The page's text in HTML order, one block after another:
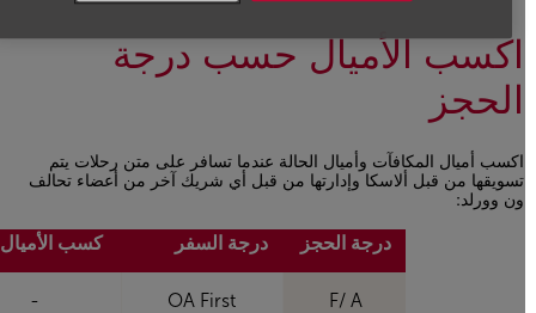
اكسب الأميال حسب درجة
الحجز
اكسب أميال المكافآت وأميال الحالة عندما تسافر على متن رحلات يتم
تسويقها من قبل ألاسكا وإدارتها من قبل أي شريك آخر من أعضاء تحالف
ون وورلد:
درجة الحجز درجة السفر كسب
F/ A
OA First